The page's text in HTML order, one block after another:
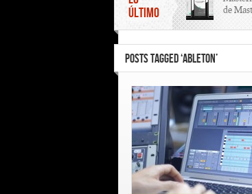
ÚLTIMO
de
Korg
pedal
aplicar
POSTS TAGGED ‘ABLETON’